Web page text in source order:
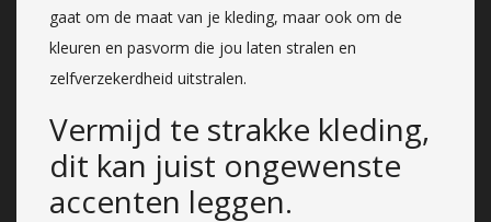
gaat om de maat van je kleding, maar ook om de
kleuren en pasvorm die jou laten stralen en
zelfverzekerdheid uitstralen.
Vermijd te strakke kleding,
dit kan juist ongewenste
accenten leggen.